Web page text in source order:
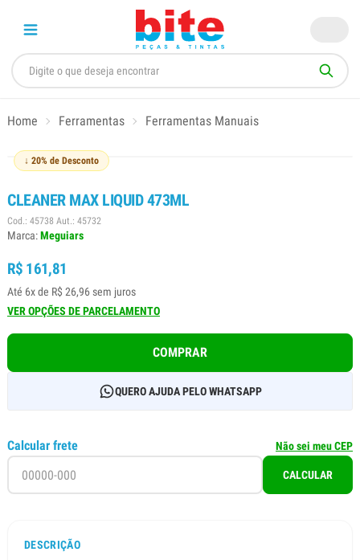
Home Ferramentas Ferramentas Manuais
↓ 20% de Desconto
CLEANER MAX LIQUID 473ML
Cod.: 45738 Aut.: 45732
Marca:Meguiars
R$ 161,81
Até 6x de R$ 26,96 sem juros
VER OPÇÕES DE PARCELAMENTO
COMPRAR
QUERO AJUDA PELO WHATSAPP
Calcular frete Não sei meu CEP
CALCULAR
DESCRIÇÃO